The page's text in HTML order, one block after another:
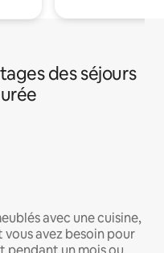
des séjours
avec une cuisine,
avez besoin pour